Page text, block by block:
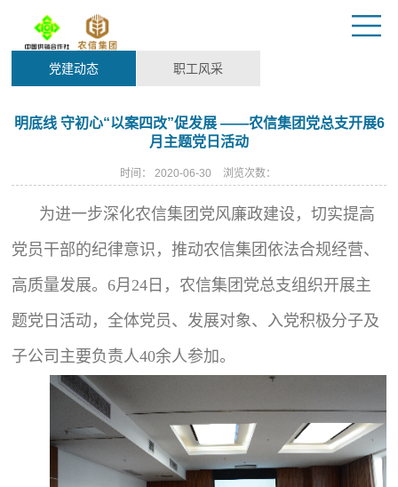
党建动态 职工风采
明底线 守初心“以案四改”促发展 ——农信集团党总支开展6
月主题党日活动
时间： 2020-06-30 浏览次数：
为进一步深化农信集团党风廉政建设，切实提高
党员干部的纪律意识，推动农信集团依法合规经营、
高质量发展。6月 24 日，农信集团党总支组织开展主
题党日活动 ，全体党员、发展对象、入党积极分子及
子公司主要负责人40余人参加。